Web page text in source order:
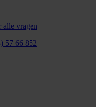
alle vragen
57 66 852